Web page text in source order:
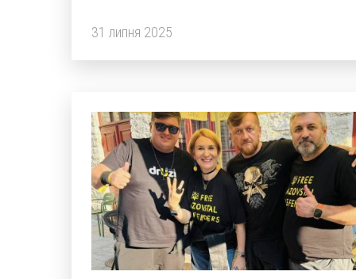
31 липня 2025